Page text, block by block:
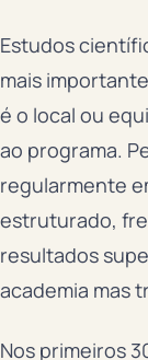
Estudos
mais
é o local ou
ao programa.
regularmente
estruturado,
resultados
academia mas
Nos primeiros